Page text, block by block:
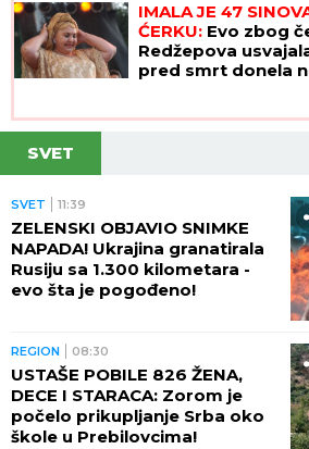
IMALA JE 47
ĆERKU: Evo zbog
Redžepova
pred smrt donela
SVET
SVET 11:39
ZELENSKI OBJAVIO SNIMKE
NAPADA! Ukrajina granatirala
Rusiju sa 1.300 kilometara -
evo šta je pogođeno!
REGION 08:30
USTAŠE POBILE 826 ŽENA,
DECE I STARACA: Zorom je
počelo prikupljanje Srba oko
škole u Prebilovcima!